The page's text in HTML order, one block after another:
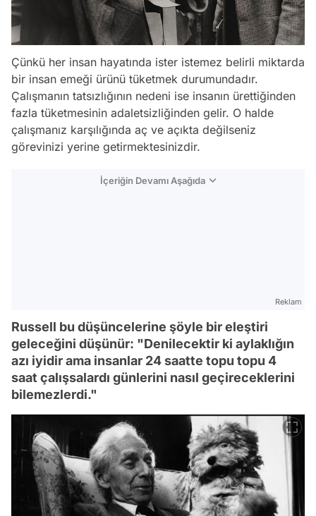
Çünkü her insan hayatında ister istemez belirli miktarda
bir insan emeği ürünü tüketmek durumundadır.
Çalışmanın tatsızlığının nedeni ise insanın ürettiğinden
fazla tüketmesinin adaletsizliğinden gelir. O halde
çalışmanız karşılığında aç ve açıkta değilseniz
görevinizi yerine getirmektesinizdir.
İçeriğin Devamı Aşağıda
Reklam
Russell bu düşüncelerine şöyle bir eleştiri
geleceğini düşünür: "Denilecektir ki aylaklığın
azı iyidir ama insanlar 24 saatte topu topu 4
saat çalışsalardı günlerini nasıl geçireceklerini
bilemezlerdi."